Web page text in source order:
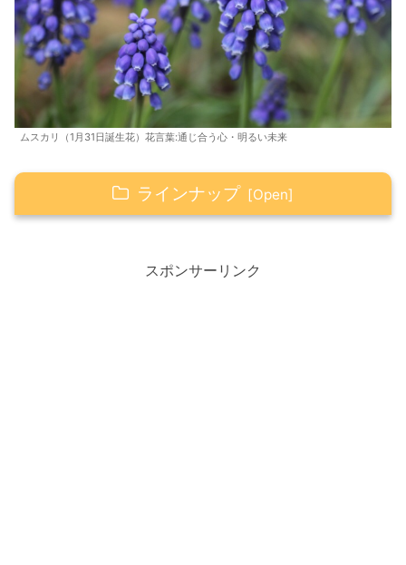
ムスカリ（1月31日誕生花）花言葉:通じ合う心・明るい未来
ラインナップ
より良い、いい日にするための活用法
スポンサーリンク